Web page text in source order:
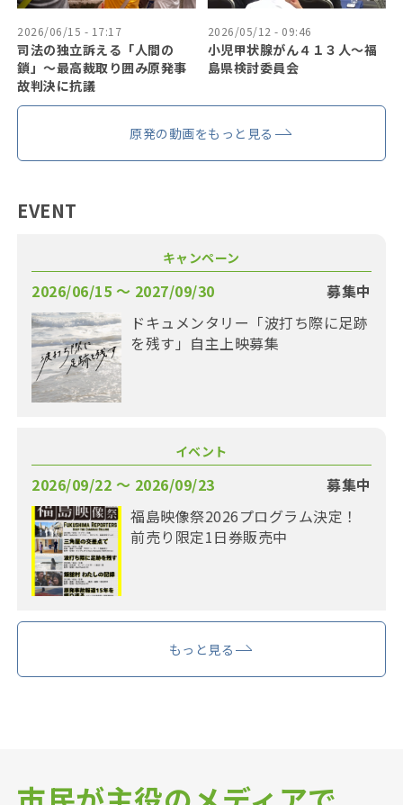
2026/06/15 - 17:17
司法の独立訴える「人間の
鎖」〜最高裁取り囲み原発事
故判決に抗議
2026/05/12 - 09:46
小児甲状腺がん４１３人〜福
島県検討委員会
原発の動画をもっと見る
EVENT
キャンペーン
2026/06/15 〜 2027/09/30
募集中
ドキュメンタリー「波打ち際に足跡
を残す」自主上映募集
イベント
2026/09/22 〜 2026/09/23
募集中
福島映像祭2026プログラム決定！
前売り限定1日券販売中
もっと見る